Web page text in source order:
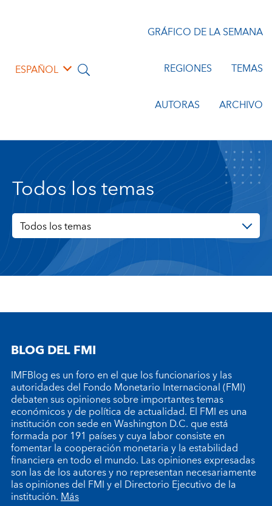
ESPAÑOL
GRÁFICO DE LA SEMANA
REGIONES TEMAS
AUTORAS ARCHIVO
Todos los temas
Todos los temas
BLOG DEL FMI
IMFBlog es un foro en el que los funcionarios y las
autoridades del Fondo Monetario Internacional (FMI)
debaten sus opiniones sobre importantes temas
económicos y de política de actualidad. El FMI es una
institución con sede en Washington D.C. que está
formada por 191 países y cuya labor consiste en
fomentar la cooperación monetaria y la estabilidad
financiera en todo el mundo. Las opiniones expresadas
son las de los autores y no representan necesariamente
las opiniones del FMI y el Directorio Ejecutivo de la
institución.Más